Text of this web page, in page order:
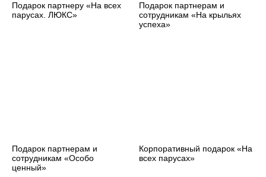
Подарок партнеру «На всех
парусах. ЛЮКС»
Подарок партнерам и
сотрудникам «На крыльях
успеха»
Подарок партнерам и
сотрудникам «Особо
ценный»
Корпоративный подарок «На
всех парусах»